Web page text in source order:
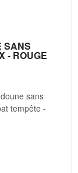
SANS
- ROUGE
sans
tempête -